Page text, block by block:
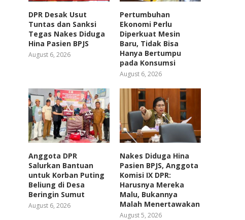
DPR Desak Usut
Tuntas dan Sanksi
Tegas Nakes Diduga
Hina Pasien BPJS
August 6, 2026
Pertumbuhan
Ekonomi Perlu
Diperkuat Mesin
Baru, Tidak Bisa
Hanya Bertumpu
pada Konsumsi
August 6, 2026
Anggota DPR
Salurkan Bantuan
untuk Korban Puting
Beliung di Desa
Beringin Sumut
August 6, 2026
Nakes Diduga Hina
Pasien BPJS, Anggota
Komisi IX DPR:
Harusnya Mereka
Malu, Bukannya
Malah Menertawakan
August 5, 2026